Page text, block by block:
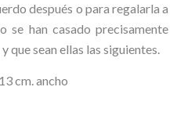
después o para regalarla a
se han casado precisamente
que sean ellas las siguientes.
cm. ancho